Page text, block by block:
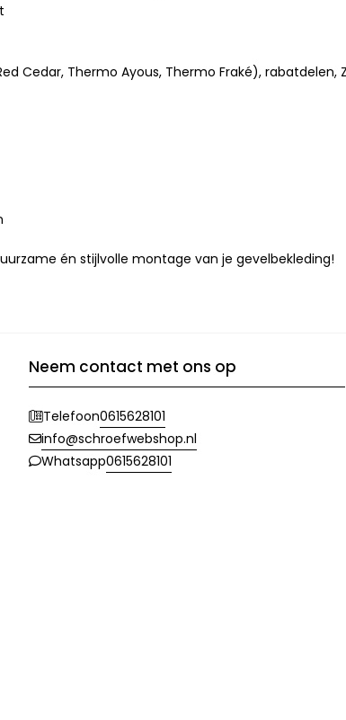
Cedar, Thermo Ayous, Thermo Fraké),
én stijlvolle montage van je gevelbekleding!
Neem contact met ons op
Telefoon0615628101
info@schroefwebshop.nl
Whatsapp0615628101